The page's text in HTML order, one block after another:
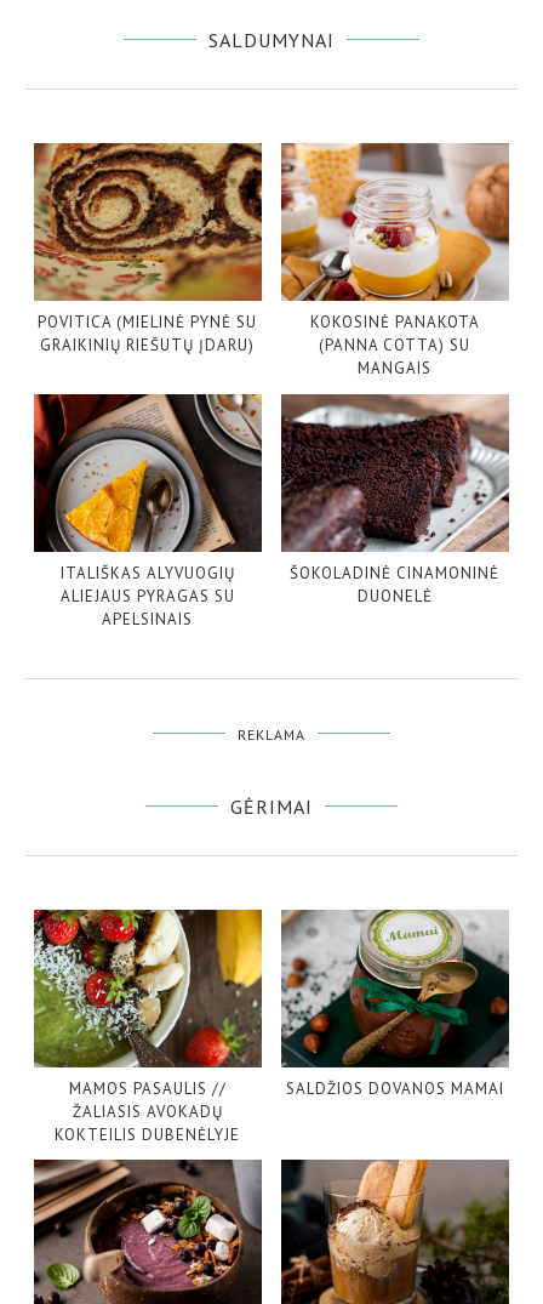
SALDUMYNAI
POVITICA (MIELINĖ PYNĖ SU
GRAIKINIŲ RIEŠUTŲ ĮDARU)
KOKOSINĖ PANAKOTA
(PANNA COTTA) SU
MANGAIS
ITALIŠKAS ALYVUOGIŲ
ALIEJAUS PYRAGAS SU
APELSINAIS
ŠOKOLADINĖ CINAMONINĖ
DUONELĖ
REKLAMA
GĖRIMAI
MAMOS PASAULIS //
ŽALIASIS AVOKADŲ
KOKTEILIS DUBENĖLYJE
SALDŽIOS DOVANOS MAMAI